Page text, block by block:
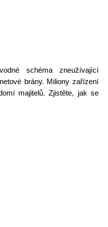
schéma zneužívající
brány. Miliony zařízení
majitelů. Zjistěte, jak se